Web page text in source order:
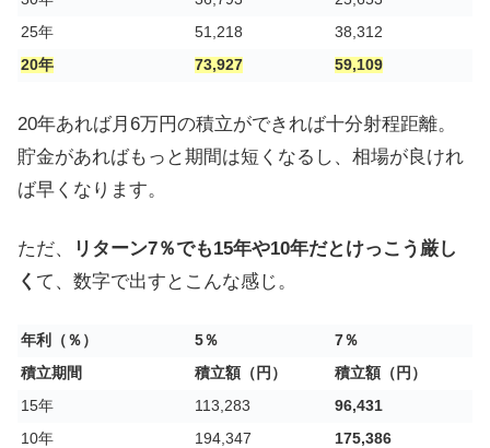
25年
51,218
38,312
20年
73,927 59,109
20年あれば月6万円の積立ができれば十分射程距離。
貯金があればもっと期間は短くなるし、相場が良けれ
ば早くなります。
ただ、
リターン7％でも15年や10年だとけっこう厳し
く て、数字で出すとこんな感じ。
年利（％） 5％
7％
積立期間
積立額（円）
積立額（円）
15年
113,283
96,431
10年
194,347 175,386